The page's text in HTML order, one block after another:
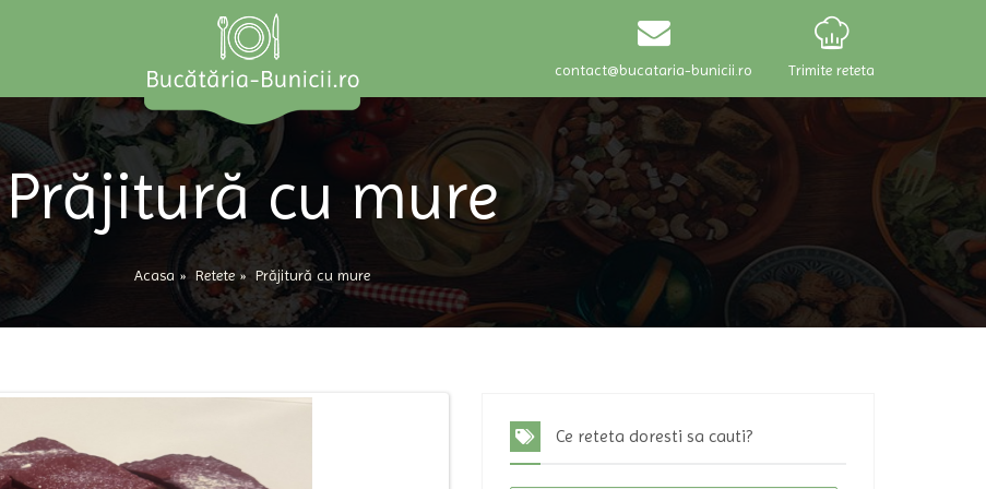
contact@bucataria-bunicii.ro Trimite reteta
Prăjitură cu mure
Acasa » Retete » Prăjitură cu mure
Ce reteta doresti sa cauti?